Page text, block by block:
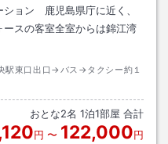
ョン 鹿児島県庁に近く、
スの客室全室からは錦江湾
駅東口出口→バス→タクシー約１
おとな2名 1泊1部屋 合計
円 〜 122,000円